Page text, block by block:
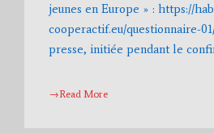
jeunes en Europe » : https://
cooperactif.eu/questionnaire-
presse, initiée pendant le
→Read More